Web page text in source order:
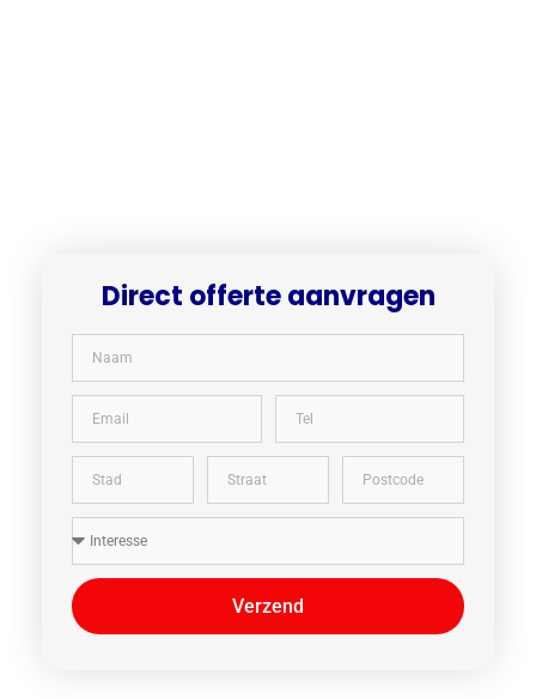
Direct offerte aanvragen​
Verzend